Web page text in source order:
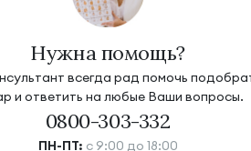
Нужна помощь?
всегда рад помочь
и ответить на любые Ваши вопросы.
0800-303-332
ПН-ПТ: с 9:00 до 18:00